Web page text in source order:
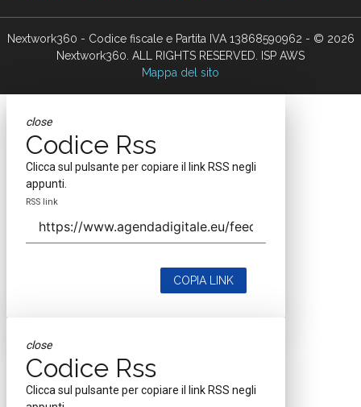
Nextwork360 - Codice fiscale e Partita IVA 13868590962 - © 2026
Nextwork360. ALL RIGHTS RESERVED. ISP AWS
Mappa del sito
close
Codice Rss
Clicca sul pulsante per copiare il link RSS negli
appunti.
RSS link
COPIA LINK
close
Codice Rss
Clicca sul pulsante per copiare il link RSS negli